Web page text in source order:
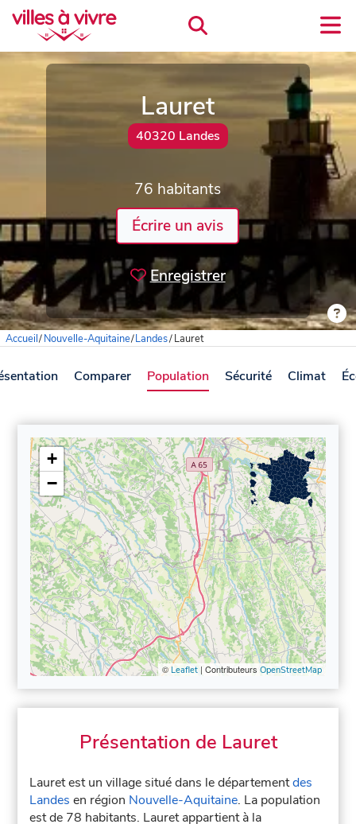
Lauret
40320 Landes
76 habitants
Écrire un avis
Enregistrer
Accueil/Nouvelle-Aquitaine/Landes/Lauret
Comparer Population Sécurité Climat
+
−
© Leaflet| Contributeurs OpenStreetMap
Présentation de Lauret
Lauret est un village situé dans le départementdes
Landes en région Nouvelle-Aquitaine. La population
est de 78 habitants. Lauret appartient à la